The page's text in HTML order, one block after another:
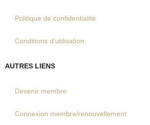
Politique de confidentialité
Conditions d’utilisation
AUTRES LIENS
Devenir membre
Connexion membre/renouvellement